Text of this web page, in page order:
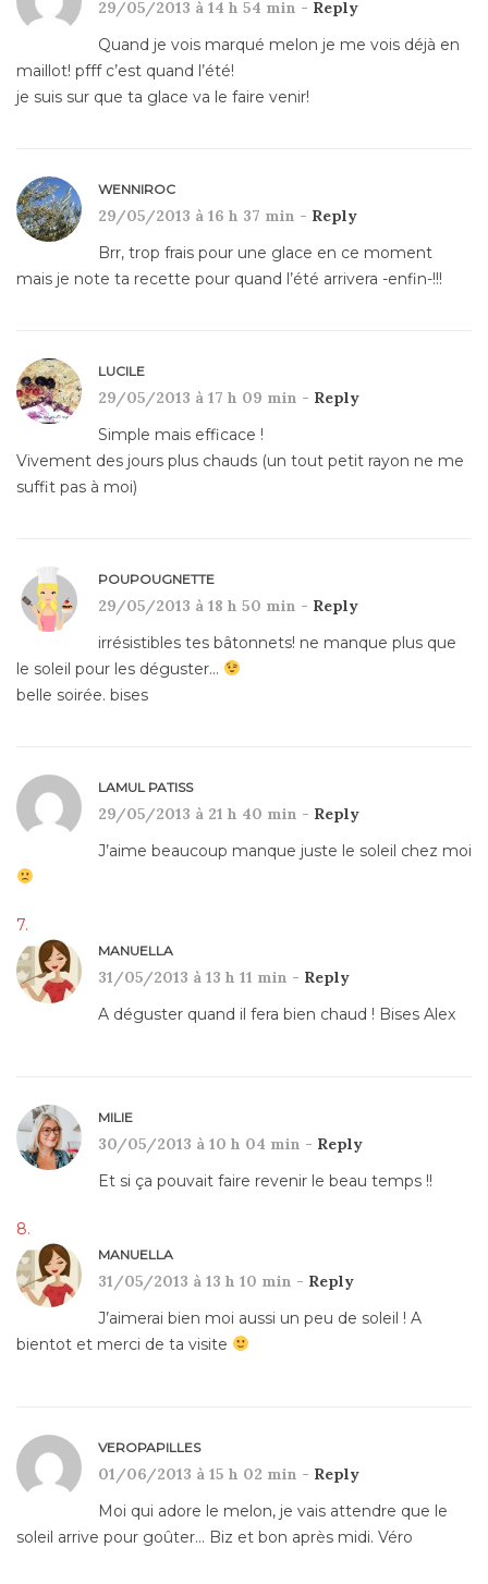
29/05/2013 à 14 h 54 min - Reply
Quand je vois marqué melon je me vois déjà en
maillot! pfff c’est quand l’été!
je suis sur que ta glace va le faire venir!
WENNIROC
29/05/2013 à 16 h 37 min - Reply
Brr, trop frais pour une glace en ce moment
mais je note ta recette pour quand l’été arrivera -enfin-!!!
LUCILE
29/05/2013 à 17 h 09 min - Reply
Simple mais efficace !
Vivement des jours plus chauds (un tout petit rayon ne me
suffit pas à moi)
POUPOUGNETTE
29/05/2013 à 18 h 50 min - Reply
irrésistibles tes bâtonnets! ne manque plus que
le soleil pour les déguster…
belle soirée. bises
LAMUL PATISS
29/05/2013 à 21 h 40 min - Reply
J’aime beaucoup manque juste le soleil chez moi
MANUELLA
31/05/2013 à 13 h 11 min - Reply
A déguster quand il fera bien chaud ! Bises Alex
MILIE
30/05/2013 à 10 h 04 min - Reply
Et si ça pouvait faire revenir le beau temps !!
MANUELLA
31/05/2013 à 13 h 10 min - Reply
J’aimerai bien moi aussi un peu de soleil ! A
bientot et merci de ta visite
VEROPAPILLES
01/06/2013 à 15 h 02 min - Reply
Moi qui adore le melon, je vais attendre que le
soleil arrive pour goûter… Biz et bon après midi. Véro